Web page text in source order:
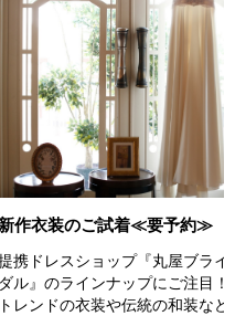
新作衣装のご試着≪要予約≫
携ドレスショップ『丸屋ブライ
ダル』のラインナップにご注目！
トレンドの衣装や伝統の和装など